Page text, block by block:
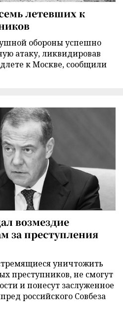
летевших к
обороны успешно
атаку, ликвидировав
к Москве, сообщили
возмездие
за преступления
уничтожить
преступников, не смогут
и понесут заслуженное
российского Совбеза